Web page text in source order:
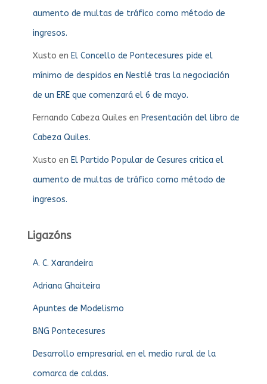
aumento de multas de tráfico como método de
ingresos.
Xusto en El Concello de Pontecesures pide el
mínimo de despidos en Nestlé tras la negociación
de un ERE que comenzará el 6 de mayo.
Fernando Cabeza Quiles en Presentación del libro de
Cabeza Quiles.
Xusto en El Partido Popular de Cesures critica el
aumento de multas de tráfico como método de
ingresos.
Ligazóns
A. C. Xarandeira
Adriana Ghaiteira
Apuntes de Modelismo
BNG Pontecesures
Desarrollo empresarial en el medio rural de la
comarca de caldas.